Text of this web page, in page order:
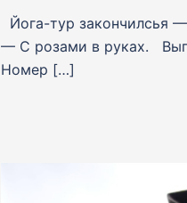
Йога-тур закончилсья
— С розами в руках.
Номер […]